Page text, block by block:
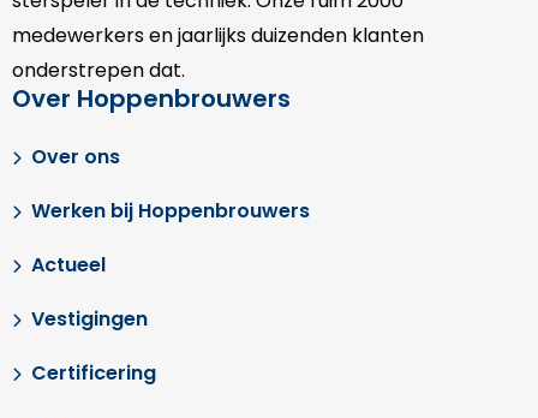
medewerkers en jaarlijks duizenden klanten
onderstrepen dat.
Over Hoppenbrouwers
Over ons
Werken bij Hoppenbrouwers
Actueel
Vestigingen
Certificering